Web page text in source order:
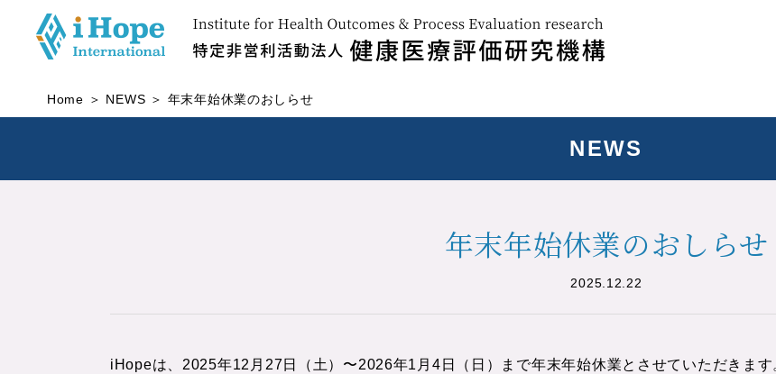
Home NEWS 年末年始休業のおしらせ
NEWS
年末年始休業のおしらせ
2025.12.22
iHopeは、2025年12月27日（土）〜2026年1月4日（日）まで年末年始休業とさせていただきます